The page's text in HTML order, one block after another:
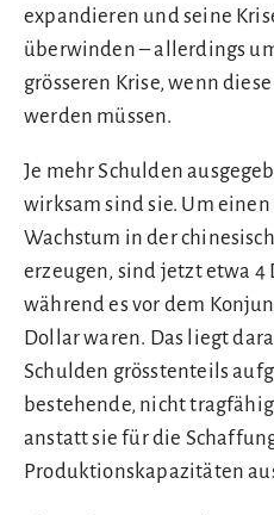
expandieren und seine
überwinden – allerdings
grösseren Krise, wenn
werden müssen.
Je mehr Schulden
wirksam sind sie. Um
Wachstum in der
erzeugen, sind jetzt etwa 4
während es vor dem
Dollar waren. Das liegt
Schulden grösstenteils
bestehende, nicht
anstatt sie für die
Produktionskapazitäten